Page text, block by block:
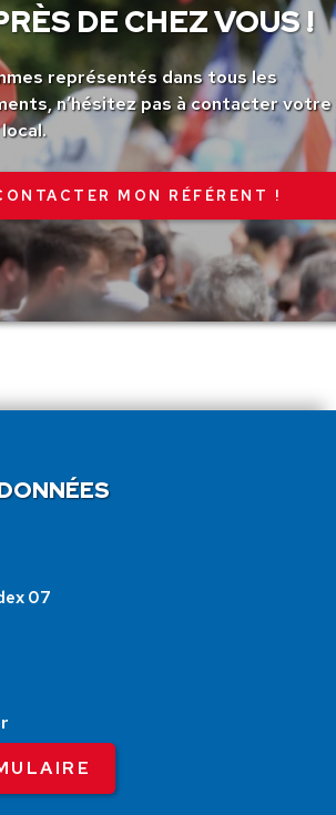
DE CHEZ VOUS !
représentés dans tous les
n’hésitez pas à contacter votre
MON RÉFÉRENT !
07